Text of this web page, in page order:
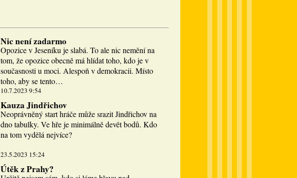
Nic není zadarmo
Opozice v Jeseníku je slabá. To ale nic nemění na
tom, že opozice obecně má hlídat toho, kdo je v
současnosti u moci. Alespoň v demokracii. Místo
toho, aby se tento…
10.7.2023 9:54
Kauza Jindřichov
Neoprávněný start hráče může srazit Jindřichov na
dno tabulky. Ve hře je minimálně devět bodů. Kdo
na tom vydělá nejvíce?
23.5.2023 15:24
Útěk z Prahy?